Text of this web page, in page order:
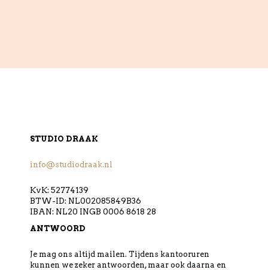
STUDIO DRAAK
info@studiodraak.nl
KvK: 52774139
BTW-ID: NL002085849B36
IBAN: NL20 INGB 0006 8618 28
ANTWOORD
Je mag ons altijd mailen. Tijdens kantooruren
kunnen we zeker antwoorden, maar ook daarna en